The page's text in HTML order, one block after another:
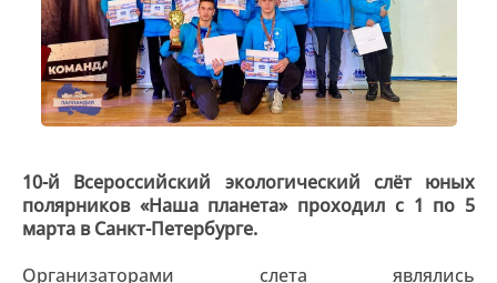
10-й Всероссийский экологический слёт юных
полярников «Наша планета» проходил с 1 по 5
марта в Санкт-Петербурге.
Организаторами слета являлись